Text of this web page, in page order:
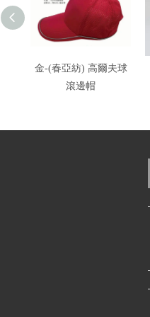
金-(春亞紡) 高爾夫球
滾邊帽